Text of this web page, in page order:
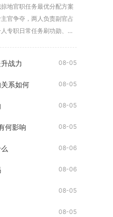
地官职任务最优分配方案
官争夺，两人负责副官占
专职日常任务刷功勋、盯
战力 08-05
系如何 08-05
08-05
何影响 08-05
08-06
08-06
08-05
08-05